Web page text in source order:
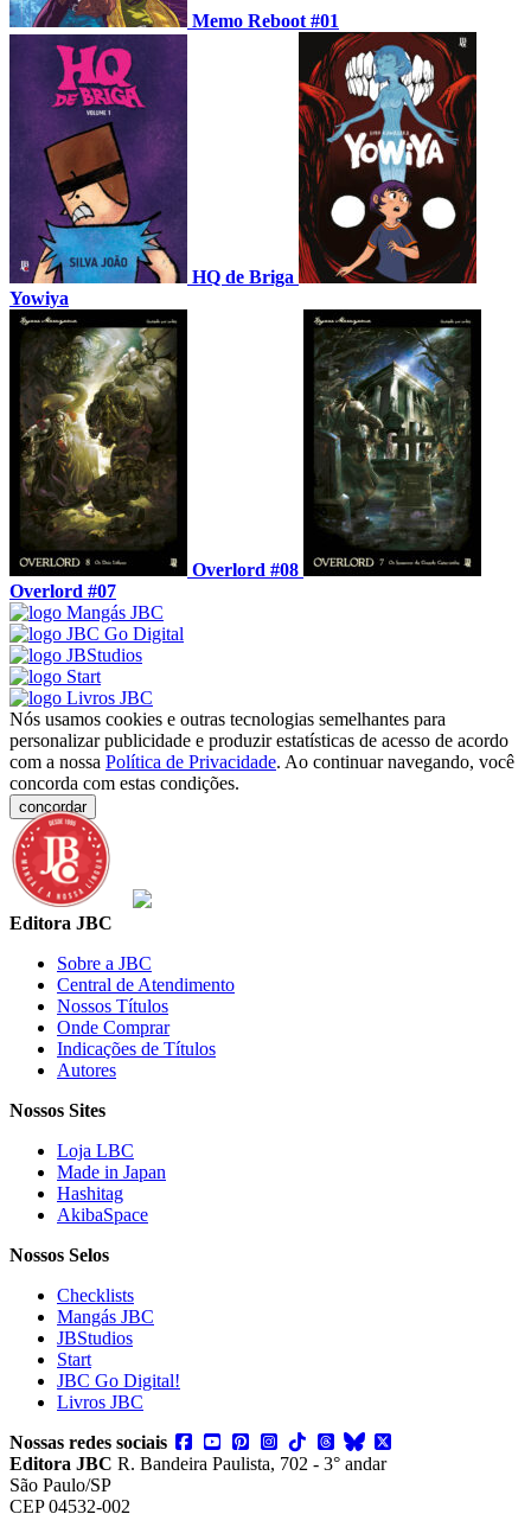
Memo Reboot #01
HQ de Briga
Yowiya
Overlord #08
Overlord #07
Nós usamos cookies e outras tecnologias semelhantes para
personalizar publicidade e produzir estatísticas de acesso de acordo
com a nossa Política de Privacidade. Ao continuar navegando, você
concorda com estas condições.
concordar
Editora JBC
Sobre a JBC
Central de Atendimento
Nossos Títulos
Onde Comprar
Indicações de Títulos
Autores
Nossos Sites
Loja LBC
Made in Japan
Hashitag
AkibaSpace
Nossos Selos
Checklists
Mangás JBC
JBStudios
Start
JBC Go Digital!
Livros JBC
Nossas redes sociais
Editora JBC R. Bandeira Paulista, 702 - 3° andar
São Paulo/SP
CEP 04532-002